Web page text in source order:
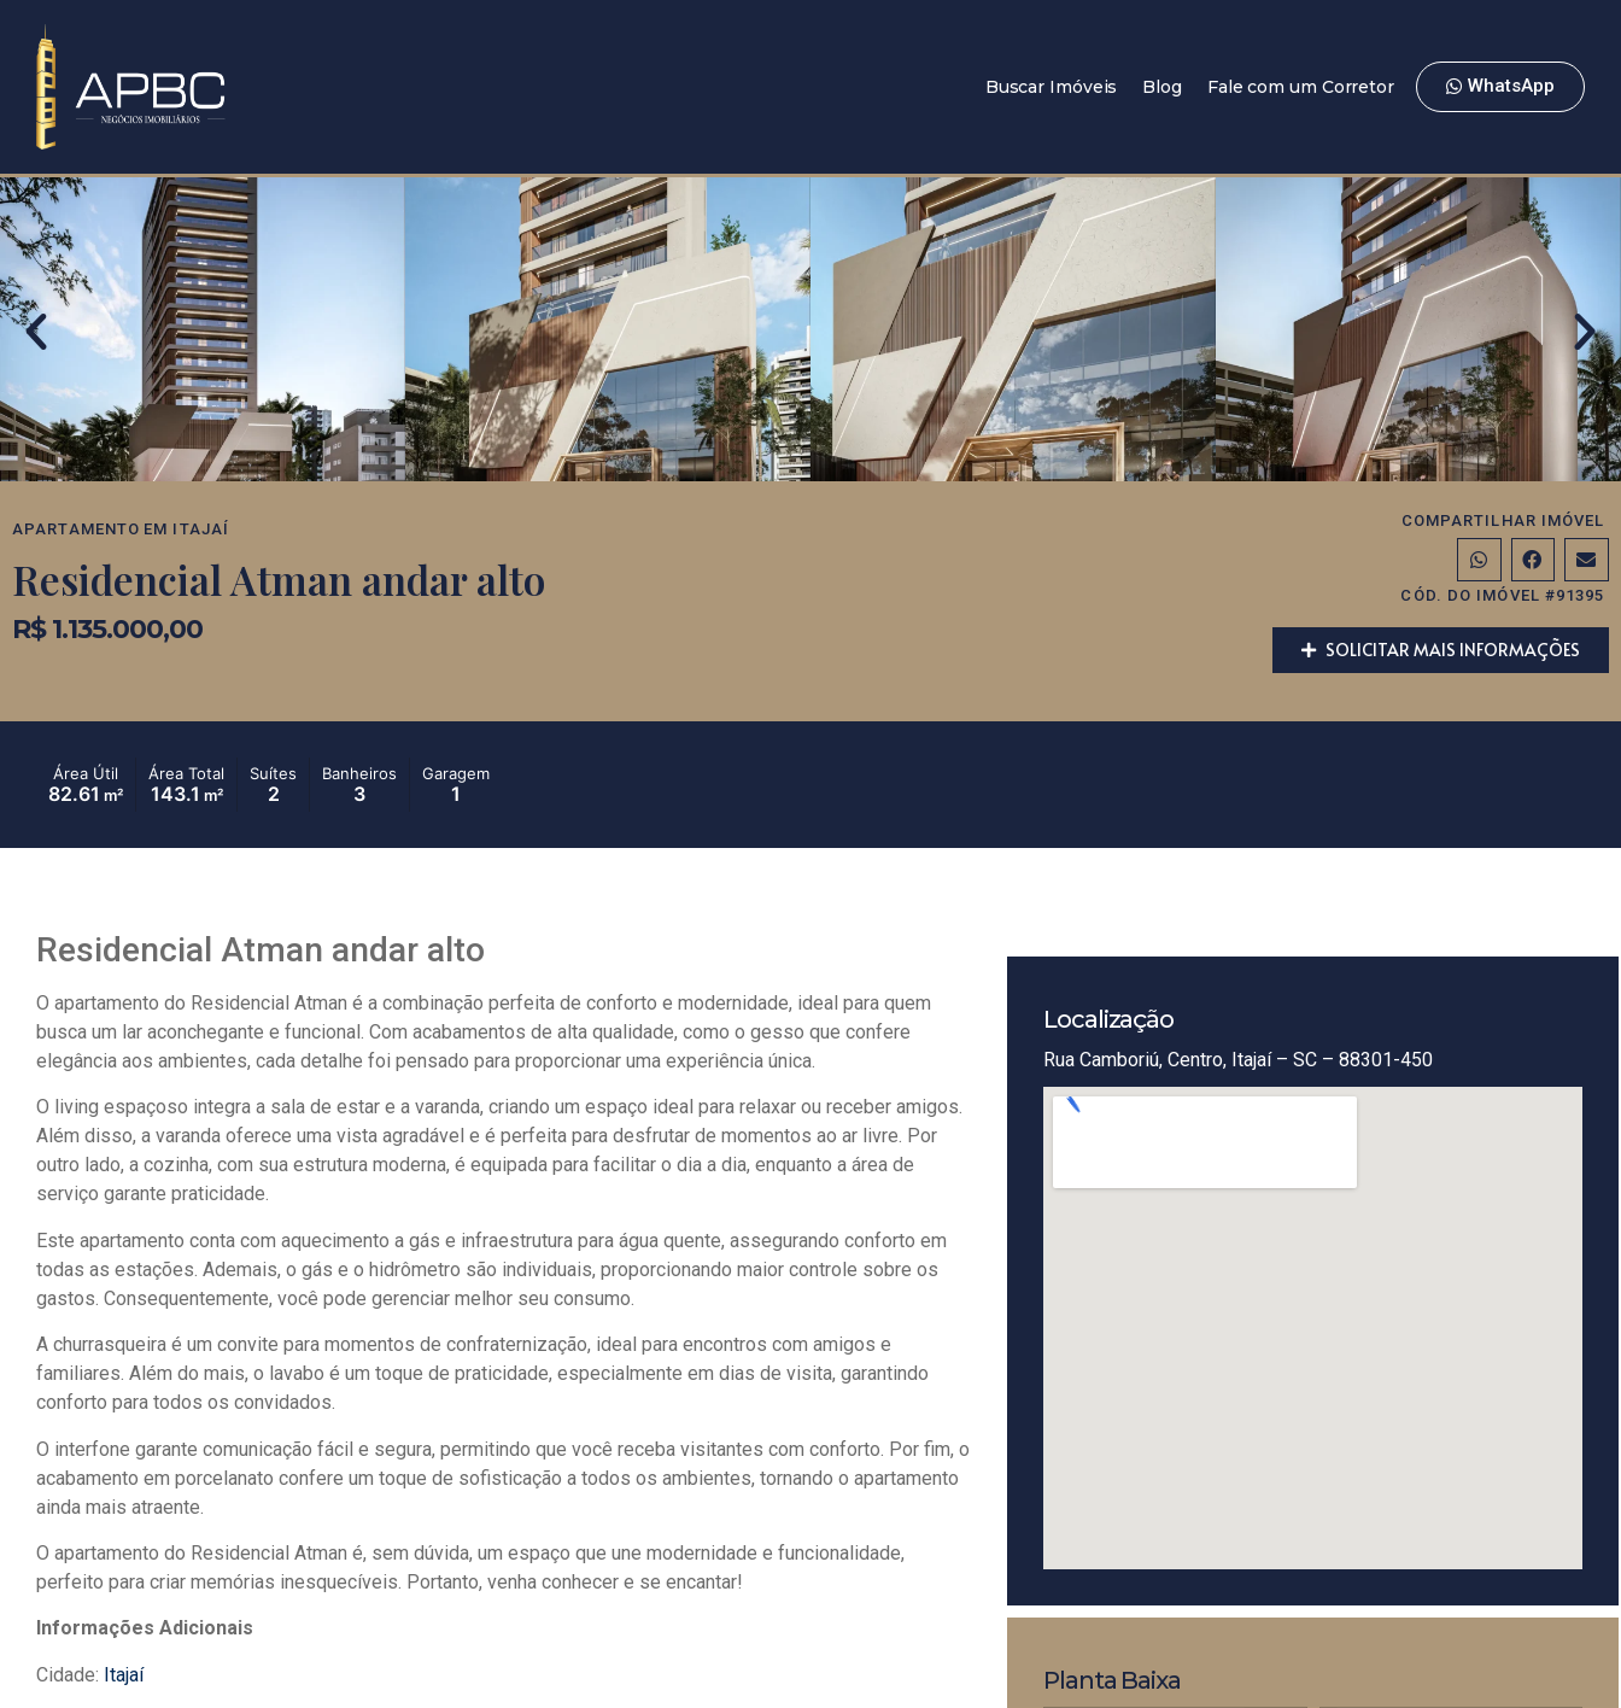
Buscar Imóveis Blog Fale com um Corretor WhatsApp
APARTAMENTO EM ITAJAÍ
Residencial Atman andar alto
R$ 1.135.000,00
COMPARTILHAR IMÓVEL
CÓD. DO IMÓVEL #91395
SOLICITAR MAIS INFORMAÇÕES
Área Útil
82.61 m²
Área Total
143.1 m²
Suítes
2
Banheiros
3
Garagem
1
Residencial Atman andar alto
O apartamento do Residencial Atman é a combinação perfeita de conforto e modernidade, ideal para quem
busca um lar aconchegante e funcional. Com acabamentos de alta qualidade, como o gesso que confere
elegância aos ambientes, cada detalhe foi pensado para proporcionar uma experiência única.
O living espaçoso integra a sala de estar e a varanda, criando um espaço ideal para relaxar ou receber amigos.
Além disso, a varanda oferece uma vista agradável e é perfeita para desfrutar de momentos ao ar livre. Por
outro lado, a cozinha, com sua estrutura moderna, é equipada para facilitar o dia a dia, enquanto a área de
serviço garante praticidade.
Este apartamento conta com aquecimento a gás e infraestrutura para água quente, assegurando conforto em
todas as estações. Ademais, o gás e o hidrômetro são individuais, proporcionando maior controle sobre os
gastos. Consequentemente, você pode gerenciar melhor seu consumo.
A churrasqueira é um convite para momentos de confraternização, ideal para encontros com amigos e
familiares. Além do mais, o lavabo é um toque de praticidade, especialmente em dias de visita, garantindo
conforto para todos os convidados.
O interfone garante comunicação fácil e segura, permitindo que você receba visitantes com conforto. Por fim, o
acabamento em porcelanato confere um toque de sofisticação a todos os ambientes, tornando o apartamento
ainda mais atraente.
O apartamento do Residencial Atman é, sem dúvida, um espaço que une modernidade e funcionalidade,
perfeito para criar memórias inesquecíveis. Portanto, venha conhecer e se encantar!
Informações Adicionais
Cidade: Itajaí
Localização
Rua Camboriú, Centro, Itajaí – SC – 88301-450
Planta Baixa